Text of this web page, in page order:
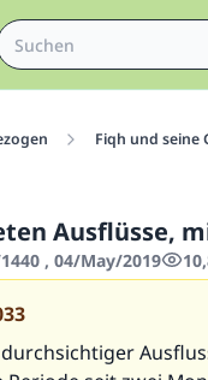
Fiqh und seine
Ausflüsse,
, 04/May/2019
durchsichtiger